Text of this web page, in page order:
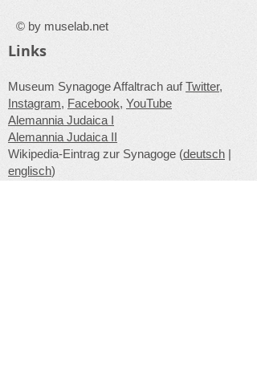
© by muselab.net
Links
Museum Synagoge Affaltrach aufTwitter,
Instagram, Facebook, YouTube
Alemannia Judaica I
Alemannia Judaica II
Wikipedia-Eintrag zur Synagoge (deutsch |
englisch)